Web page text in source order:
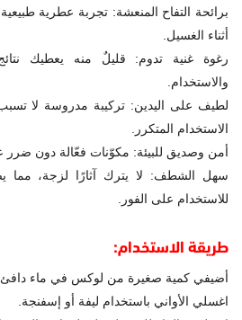
برائحة التفاح المنعشة: تجربة عطرية
أثناء الغسيل.
رغوة غنية تدوم: قليلٌ منه يعطيك
والاستخدام.
لطيف على اليدين: تركيبة مدروسة لا
الاستخدام المتكرر.
أمن وصديق للبيئة: مكوّنات فعّالة دون ضرر
سهل الشطف: لا يترك آثارًا لزجة، مما
للاستخدام على الفور.
طريقة الاستخدام:
أضيفي كمية صغيرة من لوكس في ماء
اغسلي الأواني باستخدام ليفة أو إسفنجة.